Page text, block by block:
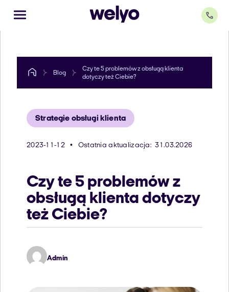
Blog
Czy te 5 problemów z obsługą klienta
dotyczy też Ciebie?
Strategie obsługi klienta
2023-11-12 • Ostatnia aktualizacja: 31.03.2026
Czy te 5 problemów z
obsługą klienta dotyczy
też Ciebie?
Admin